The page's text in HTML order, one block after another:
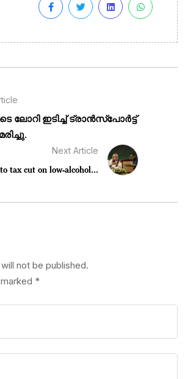
ലോറി ഇടിച്ച് ട്രാൻസ്‌പോർട്ട്
Next Article
tax cut on low-alcohol...
not be published.
*